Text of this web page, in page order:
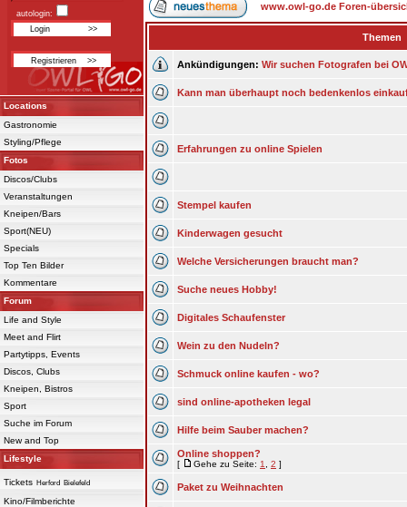
autologin:
Locations
Gastronomie
Styling/Pflege
Fotos
Discos/Clubs
Veranstaltungen
Kneipen/Bars
Sport(NEU)
Specials
Top Ten Bilder
Kommentare
Forum
Life and Style
Meet and Flirt
Partytipps, Events
Discos, Clubs
Kneipen, Bistros
Sport
Suche im Forum
New and Top
Lifestyle
Tickets Herford Bielefeld
Kino/Filmberichte
www.owl-go.de Foren-
Themen
Ankündigungen: Wir suchen Fotografen bei
Kann man überhaupt noch bedenkenlos
Erfahrungen zu online Spielen
Stempel kaufen
Kinderwagen gesucht
Welche Versicherungen braucht man?
Suche neues Hobby!
Digitales Schaufenster
Wein zu den Nudeln?
Schmuck online kaufen - wo?
sind online-apotheken legal
Hilfe beim Sauber machen?
Online shoppen?
[ Gehe zu Seite: 1 2 ]
Paket zu Weihnachten